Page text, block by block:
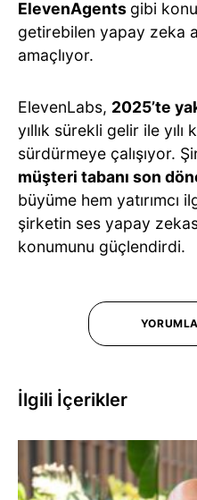
ElevenAgents gibi
getirebilen yapay zeka
amaçlıyor.
ElevenLabs, 2025’te
yıllık sürekli gelir ile
sürdürmeye çalışıyor.
müşteri tabanı son
büyüme hem yatırımcı
şirketin ses yapay
konumunu güçlendirdi.
İlgili İçerikler